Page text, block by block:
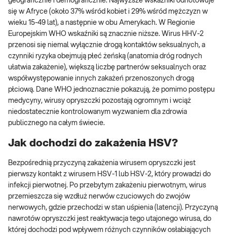
się w Afryce (około 37% wśród kobiet i 29% wśród mężczyzn w
wieku 15-49 lat), a następnie w obu Amerykach. W Regionie
Europejskim WHO wskaźniki są znacznie niższe. Wirus HHV-2
przenosi się niemal wyłącznie drogą kontaktów seksualnych, a
czynniki ryzyka obejmują płeć żeńską (anatomia dróg rodnych
ułatwia zakażenie), większą liczbę partnerów seksualnych oraz
współwystępowanie innych zakażeń przenoszonych drogą
płciową. Dane WHO jednoznacznie pokazują, że pomimo postępu
medycyny, wirusy opryszczki pozostają ogromnym i wciąż
niedostatecznie kontrolowanym wyzwaniem dla zdrowia
publicznego na całym świecie.
Jak dochodzi do zakażenia HSV?
Bezpośrednią przyczyną zakażenia wirusem opryszczki jest
pierwszy kontakt z wirusem HSV-1 lub HSV-2, który prowadzi do
infekcji pierwotnej. Po przebytym zakażeniu pierwotnym, wirus
przemieszcza się wzdłuż nerwów czuciowych do zwojów
nerwowych, gdzie przechodzi w stan uśpienia (latencji). Przyczyną
nawrotów opryszczki jest reaktywacja tego utajonego wirusa, do
której dochodzi pod wpływem różnych czynników osłabiających